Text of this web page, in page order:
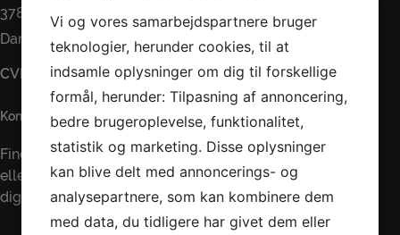
3782 Klemensker
Danmark
CVR: 32820514
Kontakt
Find den der kan hjælpe dig under KONTAKT
eller kontakt Irene Ingvorsen 20359006, som kan hjælpe
dig på vej.
Vi og vores samarbejdspartnere bruger
teknologier, herunder cookies, til at
indsamle oplysninger om dig til forskellige
formål, herunder: Tilpasning af annoncering,
bedre brugeroplevelse, funktionalitet,
statistik og marketing. Disse oplysninger
kan blive delt med annoncerings- og
analysepartnere, som kan kombinere dem
med data, du tidligere har givet dem eller